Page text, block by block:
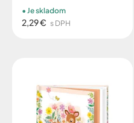
2,29 € s DPH
Je skladom